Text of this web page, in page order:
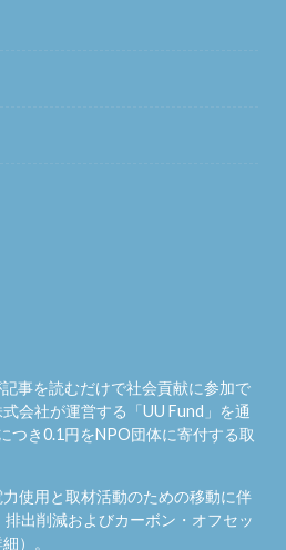
事を読むだけで社会貢献に参加で
会社が運営する「UU Fund 」を通
つき0.1円をNPO団体に寄付する取
使用と取材活動のための移動に伴
出削減およびカーボン・オフセッ
）。